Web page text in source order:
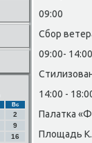
Вс
2
9
16
09:00
Сбор
09:00- 14:00
14:00 -
Палатка
Плοщадь